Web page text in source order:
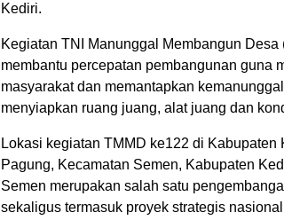
Kediri.
Kegiatan TNI Manunggal Membangun
membantu percepatan pembangunan guna
masyarakat dan memantapkan
menyiapkan ruang juang, alat juang dan
Lokasi kegiatan TMMD ke122 di
Pagung, Kecamatan Semen, Kabupaten
Semen merupakan salah satu
sekaligus termasuk proyek strategis